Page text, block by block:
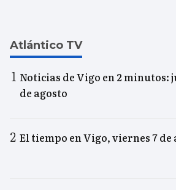
Atlántico TV
Noticias de Vigo en 2 minutos:
de agosto
El tiempo en Vigo, viernes 7 de